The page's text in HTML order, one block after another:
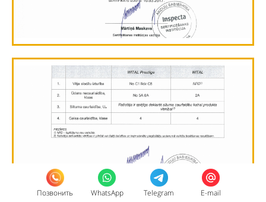
Позвонить WhatsApp Telegram E-mail